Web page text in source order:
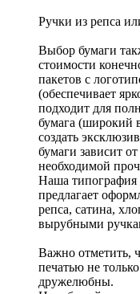
Ручки из репса
Выбор бумаги
стоимости
пакетов с
(обеспечивает
подходит для
бумага (широкий
создать
бумаги зависит
необходимой
Наша типография
предлагает
репса, сатина,
вырубными
Важно отметить,
печатью не
дружелюбны.